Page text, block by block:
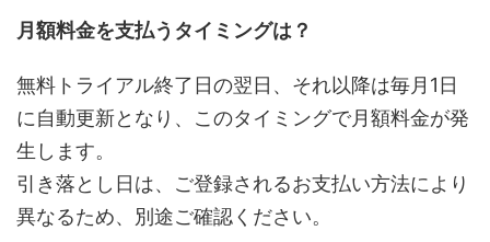
月額料金を支払うタイミングは？
無料トライアル終了日の翌日、それ以降は毎月1日
に自動更新となり、このタイミングで月額料金が発
生します。
引き落とし日は、ご登録されるお支払い方法により
異なるため、別途ご確認ください。